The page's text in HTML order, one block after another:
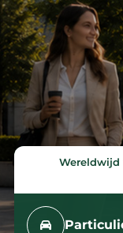
voor
Met
ruim
12.000
premium
houden
wij
Wereldwijd